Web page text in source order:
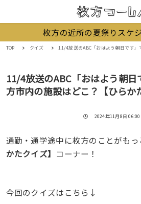
枚方の近所の夏祭りスケ
TOP クイズ 11/4放送のABC「おはよう朝日です」で登場した枚方
11/4放送のABC「おはよう朝
方市内の施設はどこ？【ひらか
投稿日
2024年11月8日 06:00
通勤・通学途中に枚方のことがも
かたクイズ】 コーナー！
今回のクイズはこちら↓